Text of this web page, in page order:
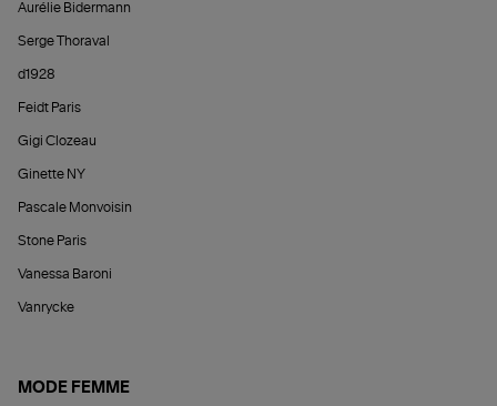
Aurélie Bidermann
Serge Thoraval
d1928
Feidt Paris
Gigi Clozeau
Ginette NY
Pascale Monvoisin
Stone Paris
Vanessa Baroni
Vanrycke
MODE FEMME